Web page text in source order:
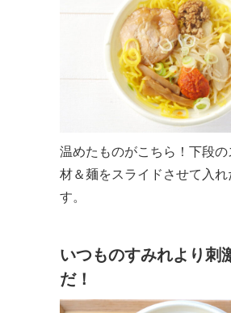
温めたものがこちら！下段
材＆麺をスライドさせて入
す。
いつものすみれより刺
だ！